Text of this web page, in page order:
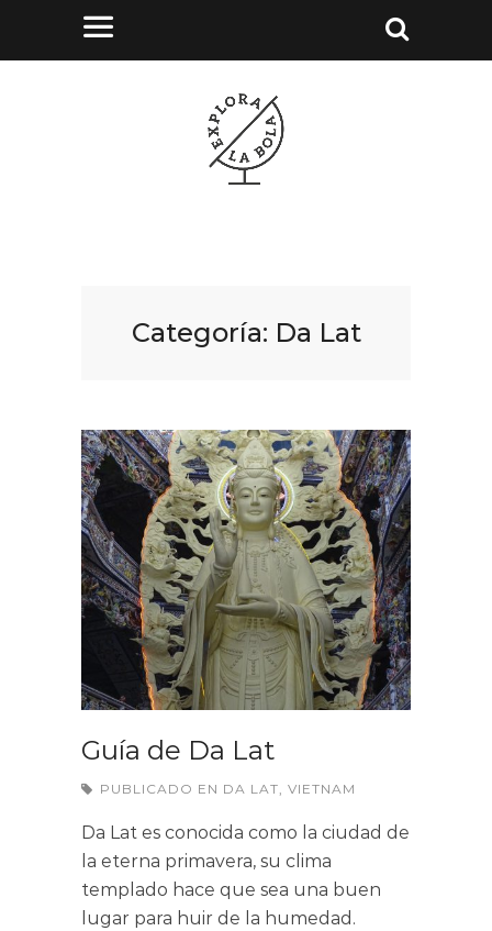
Categoría: Da Lat
Guía de Da Lat
PUBLICADO EN DA LAT, VIETNAM
Da Lat es conocida como la ciudad de
la eterna primavera, su clima
templado hace que sea una buen
lugar para huir de la humedad.